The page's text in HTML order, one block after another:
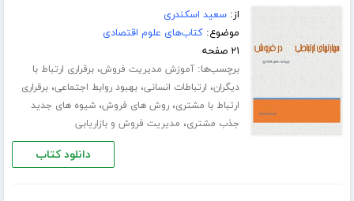
از:سعید اسکندری
موضوع:کتاب‌های علوم اقتصادی
۲۱ صفحه
برچسب‌ها:آموزش مدیریت فروش،برقراری ارتباط با
دیگران، ارتباطات انسانی،بهبود روابط اجتماعی،برقراری
ارتباط با مشتری،روش های فروش،شیوه های جدید
جذب مشتری، مدیریت فروش و بازاریابی
دانلود کتاب